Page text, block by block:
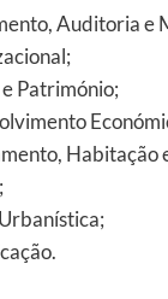
Auditoria e
Património;
Habitação